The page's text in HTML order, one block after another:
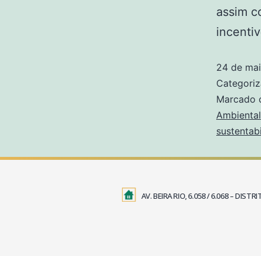
assim
24 de
Marcado
Ambiental
AV. BEIRA RIO, 6.058 / 6.068 –